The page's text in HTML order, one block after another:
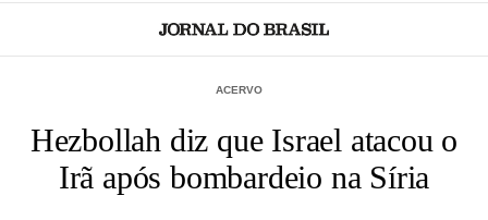
ACERVO
Hezbollah diz que Israel atacou o
Irã após bombardeio na Síria